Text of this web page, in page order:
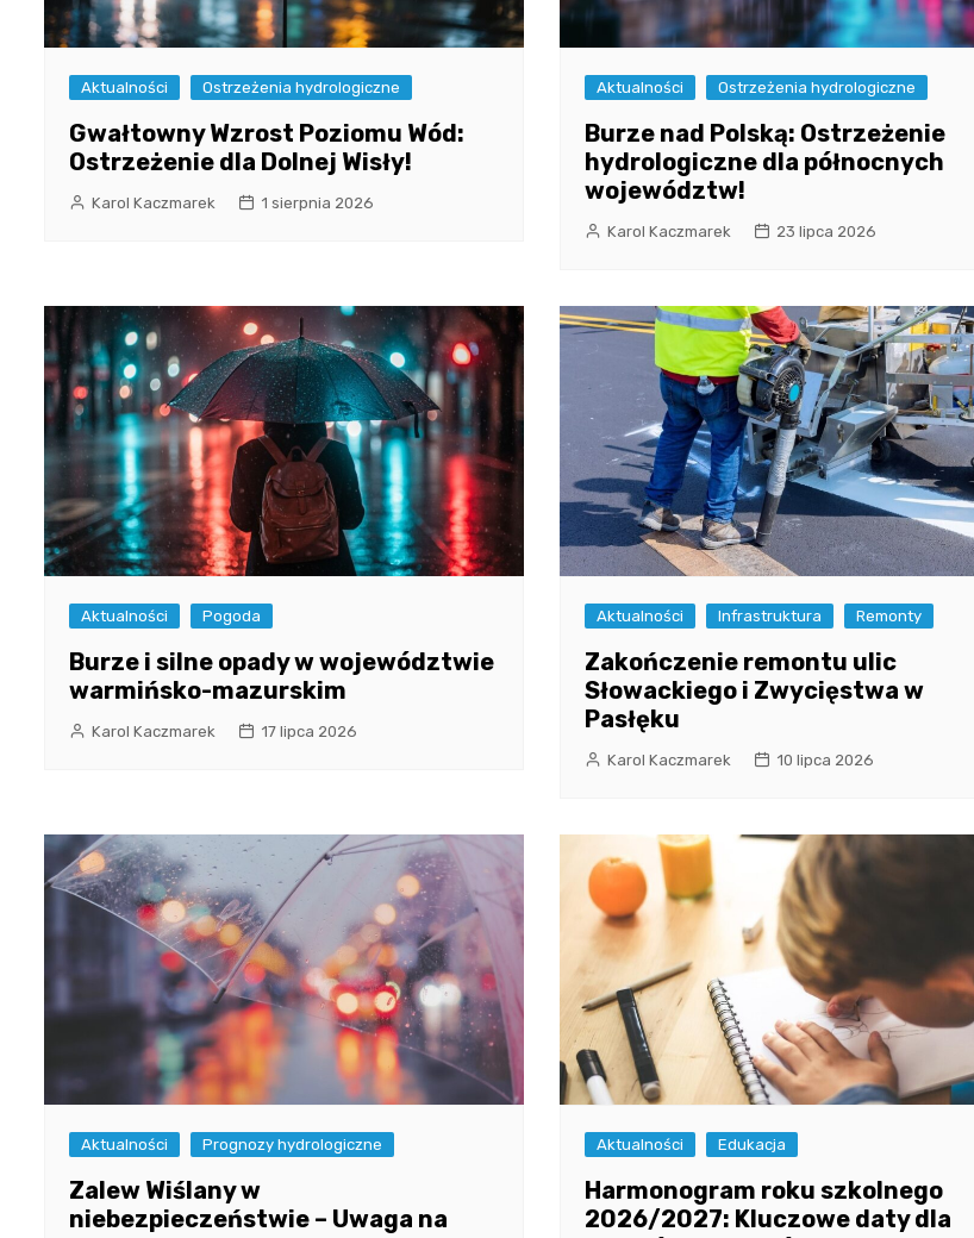
Aktualności Ostrzeżenia hydrologiczne
Gwałtowny Wzrost Poziomu Wód:
Ostrzeżenie dla Dolnej Wisły!
Karol Kaczmarek 1 sierpnia 2026
Aktualności Ostrzeżenia hydrologiczne
Burze nad Polską: Ostrzeżenie
hydrologiczne dla północnych
województw!
Karol Kaczmarek 23 lipca 2026
Aktualności Pogoda
Burze i silne opady w województwie
warmińsko-mazurskim
Karol Kaczmarek 17 lipca 2026
Aktualności Infrastruktura Remonty
Zakończenie remontu ulic
Słowackiego i Zwycięstwa w
Pasłęku
Karol Kaczmarek 10 lipca 2026
Aktualności Prognozy hydrologiczne
Zalew Wiślany w
niebezpieczeństwie – Uwaga na
Aktualności Edukacja
Harmonogram roku szkolnego
2026/2027: Kluczowe daty dla